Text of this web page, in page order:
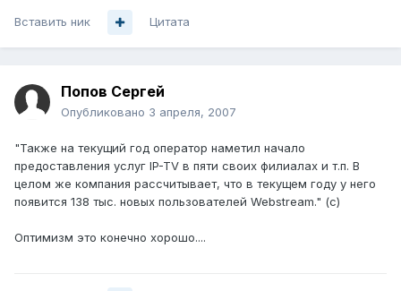
Вставить ник Цитата
Попов Сергей
Опубликовано 3 апреля, 2007
"Также на текущий год оператор наметил начало
предоставления услуг IP-TV в пяти своих филиалах и т.п. В
целом же компания рассчитывает, что в текущем году у него
появится 138 тыс. новых пользователей Webstream." (с)
Оптимизм это конечно хорошо....